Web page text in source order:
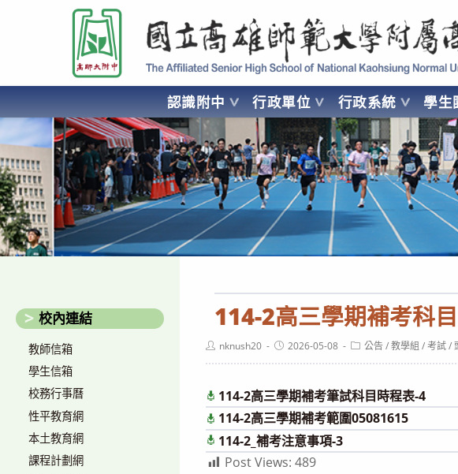
要
容
國立高雄師範大學附屬高級中學 Affiliated Senior High School of National Kaohsiung Normal
認識附中 行政單位 行政系統 學生
AFFILIATED SENIOR HIGH SCHOOL OF NATIONAL KAOHSIUNG
114-2高三學期補考科
Postnknush20
Post2026-05-08
Post公告 / 教學組 / 考試 /
114-2高三學期補考筆試科目時程表-4
114-2高三學期補考範圍05081615
114-2_補考注意事項-3
Post Views: 489
校內連結
教師信箱
學生信箱
校務行事曆
性平教育網
本土教育網
課程計劃網